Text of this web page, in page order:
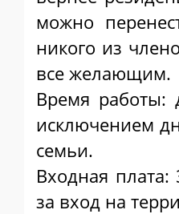
можно
никого из
все желающим.
Время работы:
исключением
семьи.
Входная
за вход на